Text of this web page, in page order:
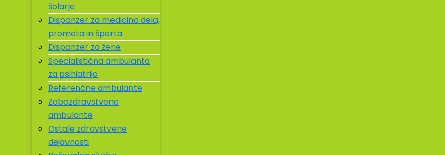
šolarje
Dispanzer za medicino dela,
prometa in športa
Dispanzer za žene
Specialistična ambulanta
za psihiatrijo
Referenčne ambulante
Zobozdravstvene
ambulante
Ostale zdravstvene
dejavnosti